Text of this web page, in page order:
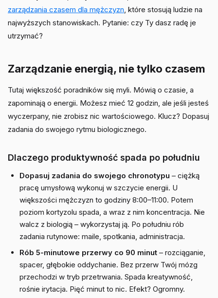
zarządzania czasem dla mężczyzn, które stosują ludzie na
najwyższych stanowiskach. Pytanie: czy Ty dasz radę je
utrzymać?
Zarządzanie energią, nie tylko czasem
Tutaj większość poradników się myli. Mówią o czasie, a
zapominają o energii. Możesz mieć 12 godzin, ale jeśli jesteś
wyczerpany, nie zrobisz nic wartościowego. Klucz? Dopasuj
zadania do swojego rytmu biologicznego.
Dlaczego produktywność spada po południu
Dopasuj zadania do swojego chronotypu – ciężką
pracę umysłową wykonuj w szczycie energii. U
większości mężczyzn to godziny 8:00–11:00. Potem
poziom kortyzolu spada, a wraz z nim koncentracja. Nie
walcz z biologią – wykorzystaj ją. Po południu rób
zadania rutynowe: maile, spotkania, administracja.
Rób 5-minutowe przerwy co 90 minut – rozciąganie,
spacer, głębokie oddychanie. Bez przerw Twój mózg
przechodzi w tryb przetrwania. Spada kreatywność,
rośnie irytacja. Pięć minut to nic. Efekt? Ogromny.